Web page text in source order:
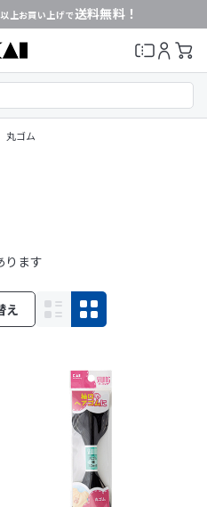
上お買い上げで送料無料！
丸ゴム
ります
え